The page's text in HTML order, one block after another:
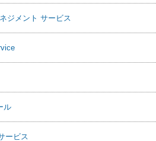
ジメント サービス
ル
ービス